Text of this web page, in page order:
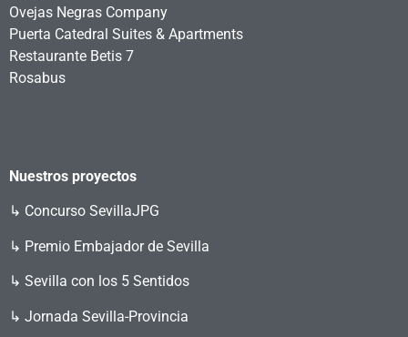
Ovejas Negras Company
Puerta Catedral Suites & Apartments
Restaurante Betis 7
Rosabus
Nuestros proyectos
↳ Concurso SevillaJPG
↳ Premio Embajador de Sevilla
↳ Sevilla con los 5 Sentidos
↳ Jornada Sevilla-Provincia